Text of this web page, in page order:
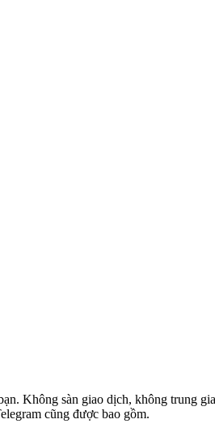
Không sàn giao dịch, không trung
cũng được bao gồm.